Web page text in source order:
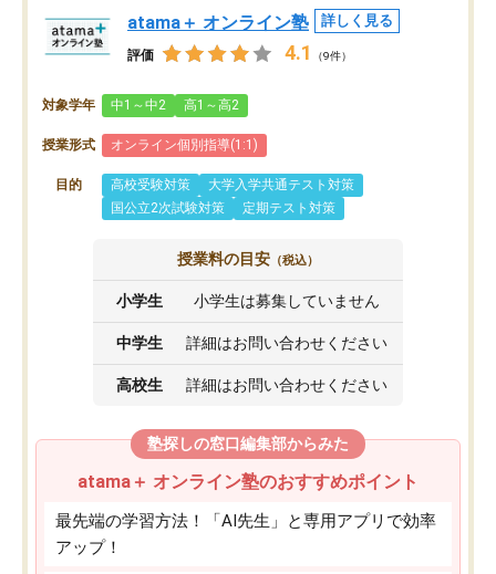
atama＋ オンライン塾 詳しく見る
評価 4.1 （9件）
対象学年 中1～中2 高1～高2
授業形式 オンライン個別指導(1:1)
目的 高校受験対策
大学入学共通テスト対策
国公立2次試験対策
定期テスト対策
授業料の目安 （税込）
小学生 小学生は募集していません
中学生 詳細はお問い合わせください
高校生 詳細はお問い合わせください
塾探しの窓口編集部からみた
atama＋ オンライン塾のおすすめポイント
最先端の学習方法！「AI先生」と専用アプリで効率
アップ！